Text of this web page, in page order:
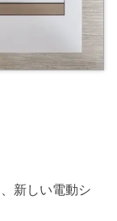
新しい電動シ